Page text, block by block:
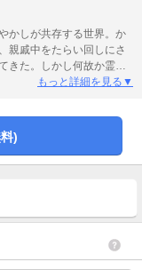
かしが共存する世界。か
親戚中をたらい回しにさ
きた。しかし何故か霊力
その夢も危うい立場。そ
ンデレラストーリーが幕
もっと詳細を見る▼
)